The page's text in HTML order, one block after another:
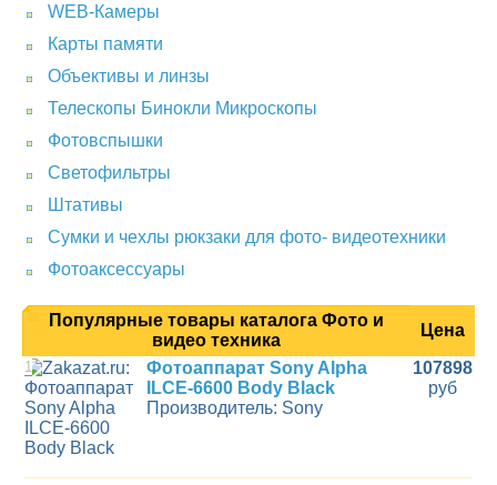
WEB-Камеры
Карты памяти
Объективы и линзы
Телескопы Бинокли Микроскопы
Фотовспышки
Светофильтры
Штативы
Сумки и чехлы рюкзаки для фото- видеотехники
Фотоаксессуары
Популярные товары каталога Фото и
видео техника
Цена
1
Фотоаппарат Sony Alpha
ILCE-6600 Body Black
Производитель: Sony
107898
руб